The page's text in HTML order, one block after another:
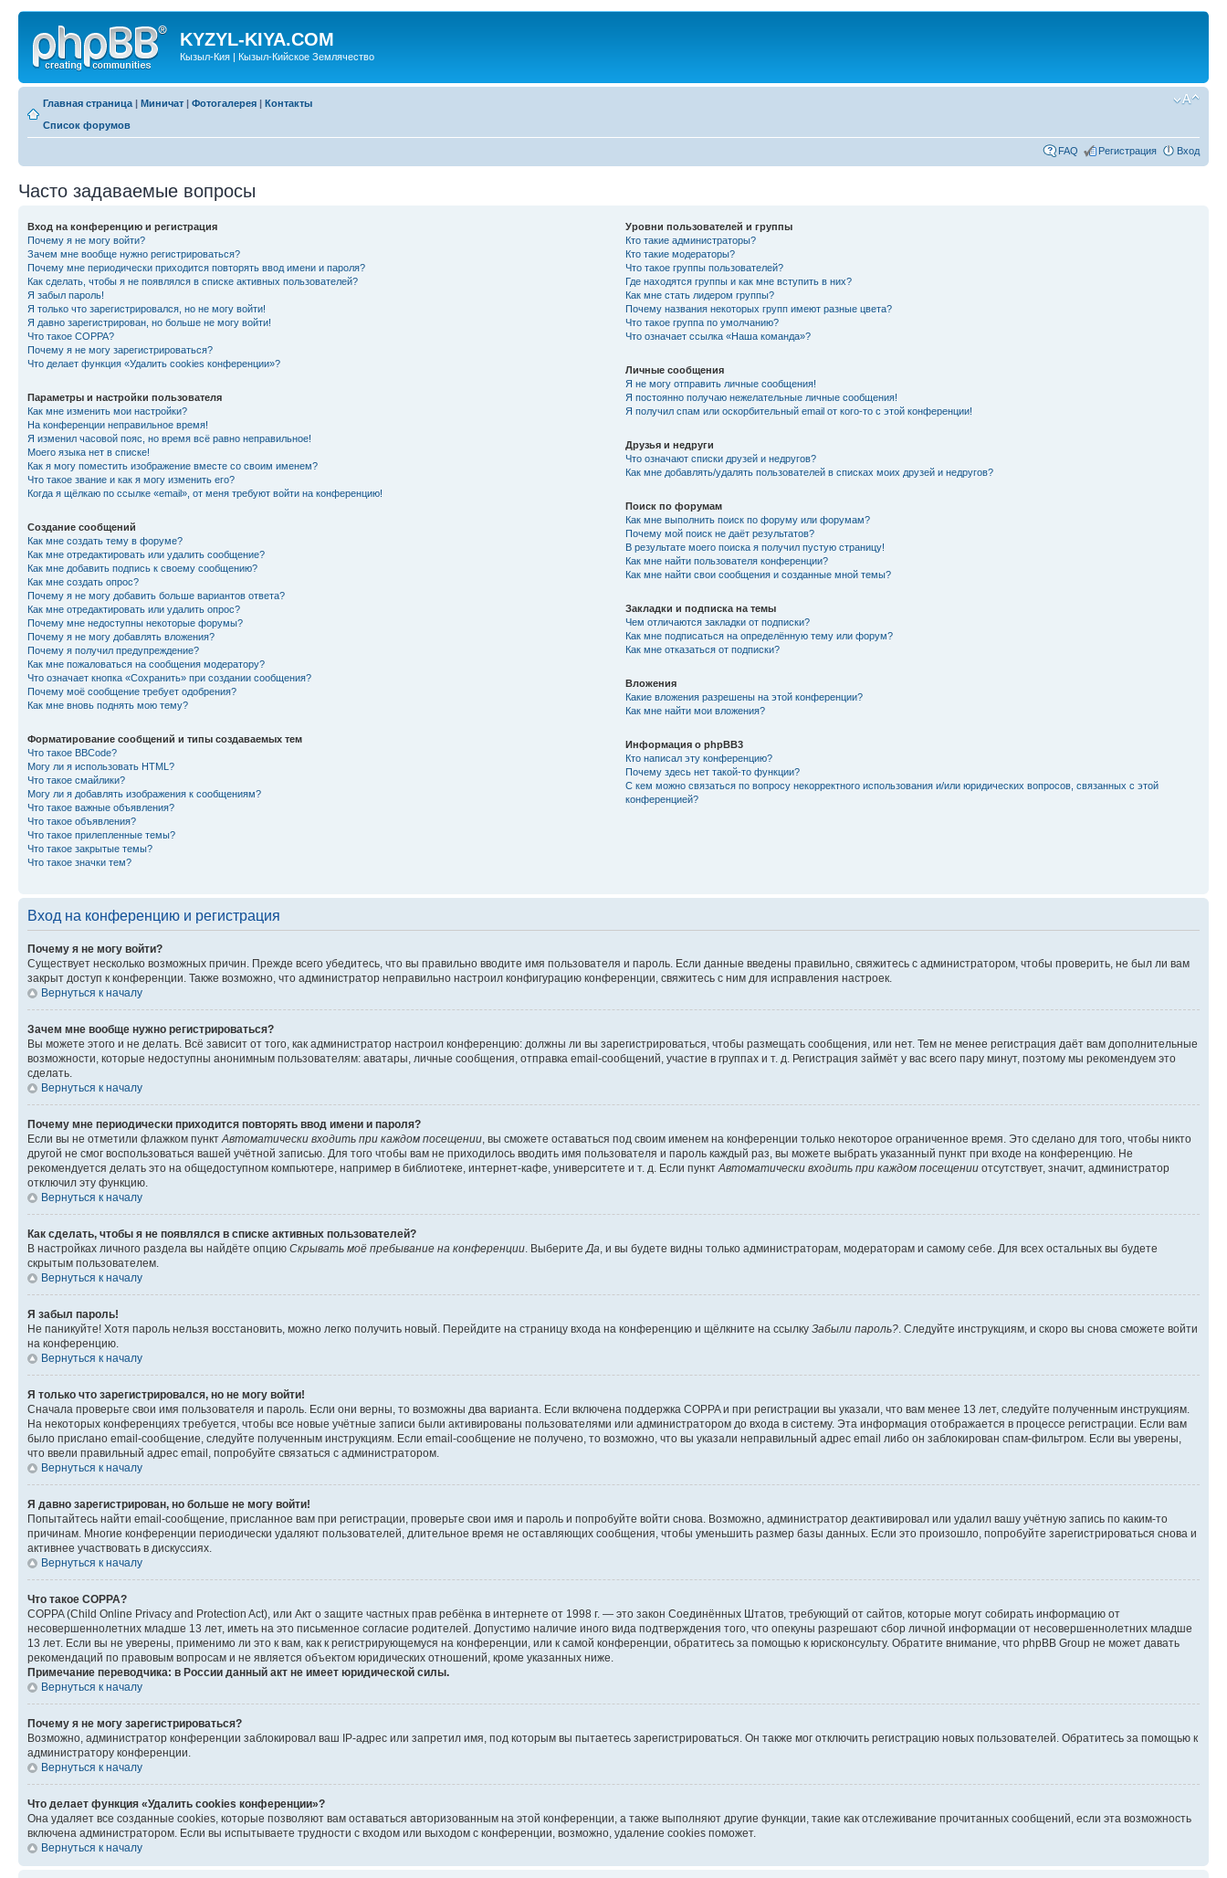
KYZYL-KIYA.COM
Кызыл-Кия | Кызыл-Кийское Землячество
Главная страница | Миничат | Фотогалерея | Контакты
Список форумов
FAQ Регистрация Вход
Часто задаваемые вопросы
Вход на конференцию и регистрация
Почему я не могу войти?
Зачем мне вообще нужно регистрироваться?
Почему мне периодически приходится повторять ввод имени и пароля?
Как сделать, чтобы я не появлялся в списке активных пользователей?
Я забыл пароль!
Я только что зарегистрировался, но не могу войти!
Я давно зарегистрирован, но больше не могу войти!
Что такое COPPA?
Почему я не могу зарегистрироваться?
Что делает функция «Удалить cookies конференции»?
Параметры и настройки пользователя
Как мне изменить мои настройки?
На конференции неправильное время!
Я изменил часовой пояс, но время всё равно неправильное!
Моего языка нет в списке!
Как я могу поместить изображение вместе со своим именем?
Что такое звание и как я могу изменить его?
Когда я щёлкаю по ссылке «email», от меня требуют войти на конференцию!
Создание сообщений
Как мне создать тему в форуме?
Как мне отредактировать или удалить сообщение?
Как мне добавить подпись к своему сообщению?
Как мне создать опрос?
Почему я не могу добавить больше вариантов ответа?
Как мне отредактировать или удалить опрос?
Почему мне недоступны некоторые форумы?
Почему я не могу добавлять вложения?
Почему я получил предупреждение?
Как мне пожаловаться на сообщения модератору?
Что означает кнопка «Сохранить» при создании сообщения?
Почему моё сообщение требует одобрения?
Как мне вновь поднять мою тему?
Форматирование сообщений и типы создаваемых тем
Что такое BBCode?
Могу ли я использовать HTML?
Что такое смайлики?
Могу ли я добавлять изображения к сообщениям?
Что такое важные объявления?
Что такое объявления?
Что такое прилепленные темы?
Что такое закрытые темы?
Что такое значки тем?
Уровни пользователей и группы
Кто такие администраторы?
Кто такие модераторы?
Что такое группы пользователей?
Где находятся группы и как мне вступить в них?
Как мне стать лидером группы?
Почему названия некоторых групп имеют разные цвета?
Что такое группа по умолчанию?
Что означает ссылка «Наша команда»?
Личные сообщения
Я не могу отправить личные сообщения!
Я постоянно получаю нежелательные личные сообщения!
Я получил спам или оскорбительный email от кого-то с этой конференции!
Друзья и недруги
Что означают списки друзей и недругов?
Как мне добавлять/удалять пользователей в списках моих друзей и недругов?
Поиск по форумам
Как мне выполнить поиск по форуму или форумам?
Почему мой поиск не даёт результатов?
В результате моего поиска я получил пустую страницу!
Как мне найти пользователя конференции?
Как мне найти свои сообщения и созданные мной темы?
Закладки и подписка на темы
Чем отличаются закладки от подписки?
Как мне подписаться на определённую тему или форум?
Как мне отказаться от подписки?
Вложения
Какие вложения разрешены на этой конференции?
Как мне найти мои вложения?
Информация о phpBB3
Кто написал эту конференцию?
Почему здесь нет такой-то функции?
С кем можно связаться по вопросу некорректного использования и/или юридических вопросов, связанных с этой
конференцией?
Вход на конференцию и регистрация
Почему я не могу войти?
Существует несколько возможных причин. Прежде всего убедитесь, что вы правильно вводите имя пользователя и пароль. Если данные введены правильно, свяжитесь с администратором, чтобы проверить, не был ли вам
закрыт доступ к конференции. Также возможно, что администратор неправильно настроил конфигурацию конференции, свяжитесь с ним для исправления настроек.
Вернуться к началу
Зачем мне вообще нужно регистрироваться?
Вы можете этого и не делать. Всё зависит от того, как администратор настроил конференцию: должны ли вы зарегистрироваться, чтобы размещать сообщения, или нет. Тем не менее регистрация даёт вам дополнительные
возможности, которые недоступны анонимным пользователям: аватары, личные сообщения, отправка email-сообщений, участие в группах и т. д. Регистрация займёт у вас всего пару минут, поэтому мы рекомендуем это
сделать.
Вернуться к началу
Почему мне периодически приходится повторять ввод имени и пароля?
Если вы не отметили флажком пункт Автоматически входить при каждом посещении , вы сможете оставаться под своим именем на конференции только некоторое ограниченное время. Это сделано для того, чтобы никто
другой не смог воспользоваться вашей учётной записью. Для того чтобы вам не приходилось вводить имя пользователя и пароль каждый раз, вы можете выбрать указанный пункт при входе на конференцию. Не
рекомендуется делать это на общедоступном компьютере, например в библиотеке, интернет-кафе, университете и т. д. Если пункт Автоматически входить при каждом посещении отсутствует, значит, администратор
отключил эту функцию.
Вернуться к началу
Как сделать, чтобы я не появлялся в списке активных пользователей?
В настройках личного раздела вы найдёте опцию Скрывать моё пребывание на конференции . Выберите Да , и вы будете видны только администраторам, модераторам и самому себе. Для всех остальных вы будете
скрытым пользователем.
Вернуться к началу
Я забыл пароль!
Не паникуйте! Хотя пароль нельзя восстановить, можно легко получить новый. Перейдите на страницу входа на конференцию и щёлкните на ссылку Забыли пароль? . Следуйте инструкциям, и скоро вы снова сможете войти
на конференцию.
Вернуться к началу
Я только что зарегистрировался, но не могу войти!
Сначала проверьте свои имя пользователя и пароль. Если они верны, то возможны два варианта. Если включена поддержка COPPA и при регистрации вы указали, что вам менее 13 лет, следуйте полученным инструкциям.
На некоторых конференциях требуется, чтобы все новые учётные записи были активированы пользователями или администратором до входа в систему. Эта информация отображается в процессе регистрации. Если вам
было прислано email-сообщение, следуйте полученным инструкциям. Если email-сообщение не получено, то возможно, что вы указали неправильный адрес email либо он заблокирован спам-фильтром. Если вы уверены,
что ввели правильный адрес email, попробуйте связаться с администратором.
Вернуться к началу
Я давно зарегистрирован, но больше не могу войти!
Попытайтесь найти email-сообщение, присланное вам при регистрации, проверьте свои имя и пароль и попробуйте войти снова. Возможно, администратор деактивировал или удалил вашу учётную запись по каким-то
причинам. Многие конференции периодически удаляют пользователей, длительное время не оставляющих сообщения, чтобы уменьшить размер базы данных. Если это произошло, попробуйте зарегистрироваться снова и
активнее участвовать в дискуссиях.
Вернуться к началу
Что такое COPPA?
COPPA (Child Online Privacy and Protection Act), или Акт о защите частных прав ребёнка в интернете от 1998 г. — это закон Соединённых Штатов, требующий от сайтов, которые могут собирать информацию от
несовершеннолетних младше 13 лет, иметь на это письменное согласие родителей. Допустимо наличие иного вида подтверждения того, что опекуны разрешают сбор личной информации от несовершеннолетних младше
13 лет. Если вы не уверены, применимо ли это к вам, как к регистрирующемуся на конференции, или к самой конференции, обратитесь за помощью к юрисконсульту. Обратите внимание, что phpBB Group не может давать
рекомендаций по правовым вопросам и не является объектом юридических отношений, кроме указанных ниже.
Примечание переводчика: в России данный акт не имеет юридической силы.
Вернуться к началу
Почему я не могу зарегистрироваться?
Возможно, администратор конференции заблокировал ваш IP-адрес или запретил имя, под которым вы пытаетесь зарегистрироваться. Он также мог отключить регистрацию новых пользователей. Обратитесь за помощью к
администратору конференции.
Вернуться к началу
Что делает функция «Удалить cookies конференции»?
Она удаляет все созданные cookies, которые позволяют вам оставаться авторизованным на этой конференции, а также выполняют другие функции, такие как отслеживание прочитанных сообщений, если эта возможность
включена администратором. Если вы испытываете трудности с входом или выходом с конференции, возможно, удаление cookies поможет.
Вернуться к началу